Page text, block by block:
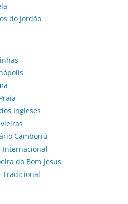
do Jordão
Ingleses
Camboriú
Internacional
do Bom Jesus
Tradicional